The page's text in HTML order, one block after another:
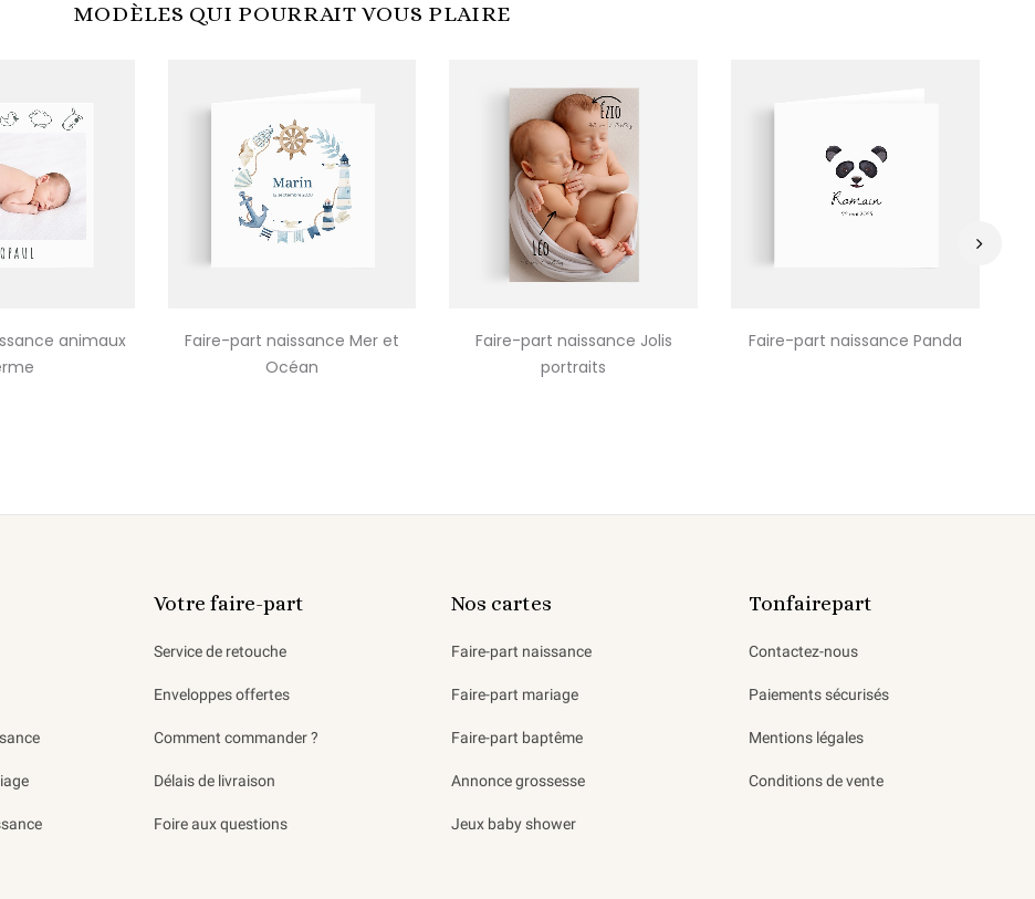
MODÈLES QUI POURRAIT VOUS PLAIRE
animaux
Faire-part naissance Mer et
Océan
Faire-part naissance Jolis
portraits
Faire-part naissance Panda
Votre faire-part
Service de retouche
Enveloppes offertes
Comment commander ?
Délais de livraison
Foire aux questions
Nos cartes
Faire-part naissance
Faire-part mariage
Faire-part baptême
Annonce grossesse
Jeux baby shower
Tonfairepart
Contactez-nous
Paiements sécurisés
Mentions légales
Conditions de vente